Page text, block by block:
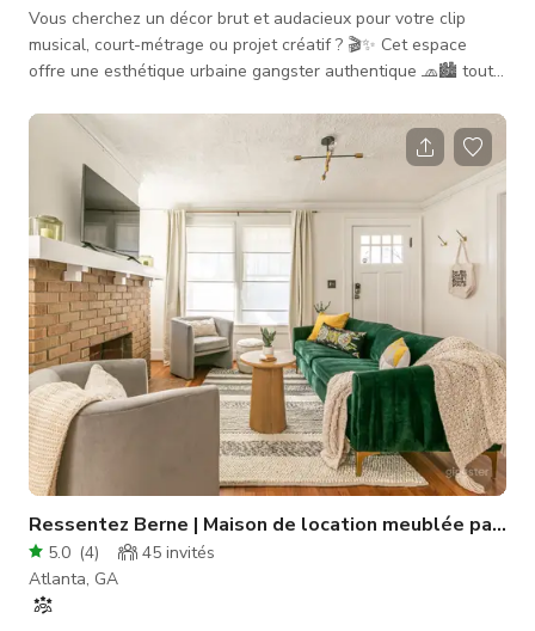
Vous cherchez un décor brut et audacieux pour votre clip
musical, court-métrage ou projet créatif ? 🎬✨ Cet espace
offre une esthétique urbaine gangster authentique 🧢🏙️ tout
pour votre équipe. 💯🔒 🔹 Spacieux & Polyvalent : Beaucoup
d'espace pour la mise en scène, le tournage et l'installation de
votre plan parfait. 🔹 Look Unique et Rugueux : Murs couverts
de graffiti, briques apparentes et ambiance indus
Ressentez Berne | Maison de location meublée par un
5.0 (4) 45 invités
Atlanta, GA